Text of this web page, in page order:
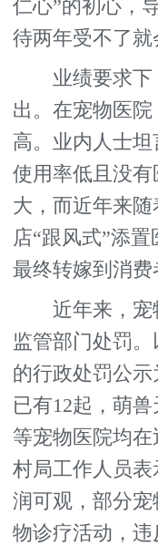
仁心”的初心，
待两年受不了就
业绩要求下
出。在宠物医
高。业内人士坦
使用率低且没
大，而近年来
店“跟风式”添
最终转嫁到消费
近年来，宠
监管部门处罚
的行政处罚公示
已有12起，萌
等宠物医院均
村局工作人员表
润可观，部分
物诊疗活动，